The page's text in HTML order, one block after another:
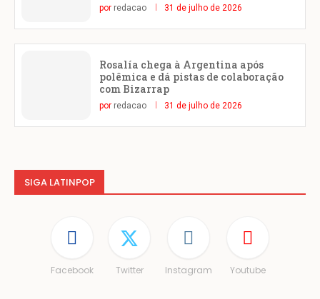
por redacao 31 de julho de 2026
Rosalía chega à Argentina após
polêmica e dá pistas de colaboração
com Bizarrap
por redacao 31 de julho de 2026
SIGA LATINPOP
Facebook Twitter Instagram Youtube